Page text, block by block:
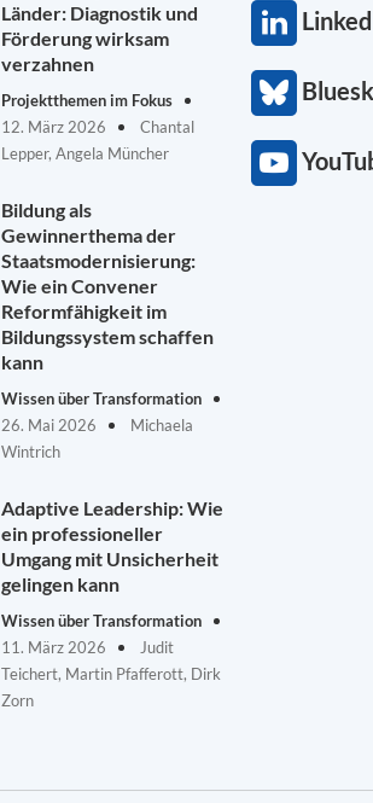
Länder: Diagnostik und
Förderung wirksam
verzahnen
Projektthemen im Fokus
12. März 2026
Chantal
Lepper, Angela Müncher
Bildung als
Gewinnerthema der
Staatsmodernisierung:
Wie ein Convener
Reformfähigkeit im
Bildungssystem schaffen
kann
Wissen über Transformation
26. Mai 2026
Michaela
Wintrich
Adaptive Leadership: Wie
ein professioneller
Umgang mit Unsicherheit
gelingen kann
Wissen über Transformation
11. März 2026
Judit
Teichert, Martin Pfafferott, Dirk
Zorn